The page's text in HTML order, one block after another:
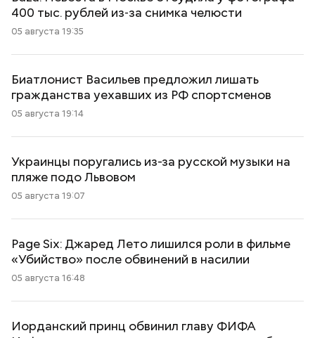
400 тыс. рублей из‑за снимка челюсти
05 августа 19:35
Биатлонист Васильев предложил лишать
гражданства уехавших из РФ спортсменов
05 августа 19:14
Украинцы поругались из-за русской музыки на
пляже подо Львовом
05 августа 19:07
Page Six: Джаред Лето лишился роли в фильме
«Убийство» после обвинений в насилии
05 августа 16:48
Иорданский принц обвинил главу ФИФА